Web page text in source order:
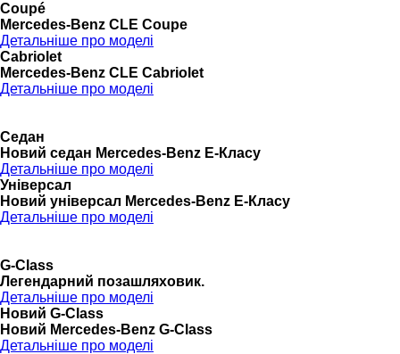
Coupé
Mercedes-Benz CLE Coupe
Детальніше про моделі
Cabriolet
Mercedes-Benz CLE Cabriolet
Детальніше про моделі
Седан
Новий седан Mercedes-Benz Е-Класу
Детальніше про моделі
Універсал
Новий універсал Mercedes-Benz E-Класу
Детальніше про моделі
G-Class
Легендарний позашляховик.
Детальніше про моделі
Новий G-Class
Новий Mercedes-Benz G-Class
Детальніше про моделі